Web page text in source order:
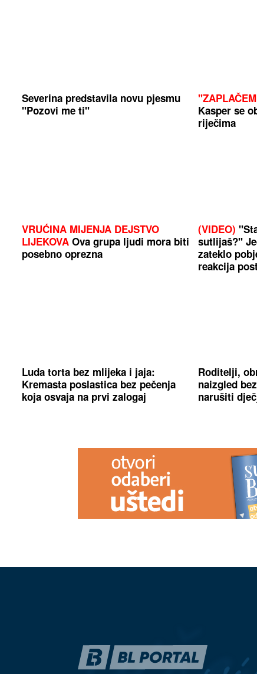
Severina predstavila novu pjesmu
"Pozovi me ti"
Kasper se
riječima
VRUĆINA MIJENJA DEJSTVO
LIJEKOVA Ova grupa ljudi mora biti
posebno oprezna
(VIDEO)
sutlijaš?"
zateklo
reakcija
Luda torta bez mlijeka i jaja:
Kremasta poslastica bez pečenja
koja osvaja na prvi zalogaj
Roditelji,
naizgled
narušiti